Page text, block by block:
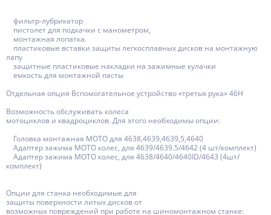
фильтр-лубрикатор
пистолет для подкачки с манометром,
монтажная лопатка.
пластиковые вставки защиты легкосплавных дисков на монтажную
лапу
защитные пластиковые накладки на зажимные кулачки
емкость для монтажной пасты
Отдельная опция Вспомогательное устройство «третья рука» 46H
Возможность обслуживать колеса
мотоциклов и квадроциклов. Для этого необходимы опции:
Головка монтажная МОТО для 4638,4639,4639,5,4640
Адаптер зажима МОТО колес, для 4639/4639.5/4642 (4 шт/комплект)
Адаптер зажима МОТО колес, для 4638/4640/4640ID/4643 (4шт/
комплект)
Опции для станка необходимые для
защиты поверхности литых дисков от
возможных повреждений при работе на шиномонтажном станке: